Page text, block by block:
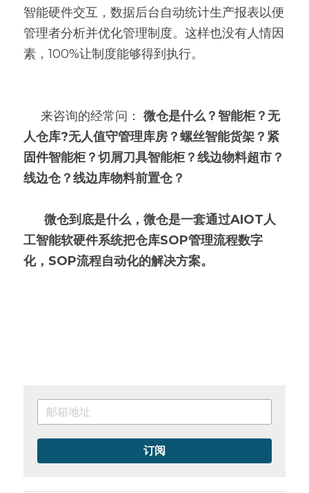
智能硬件交互，数据后台自动统计生产报表以便
管理者分析并优化管理制度。这样也没有人情因
素，100%让制度能够得到执行。
     来咨询的经常问：
微仓是什么？智能柜？无
人仓库?无人值守管理库房？螺丝智能货架？紧
固件智能柜？切屑刀具智能柜？线边物料超市？
线边仓？线边库物料前置仓？
工智能软硬件系统把仓库SOP管理流程数字
化，SOP流程自动化的解决方案。
订阅